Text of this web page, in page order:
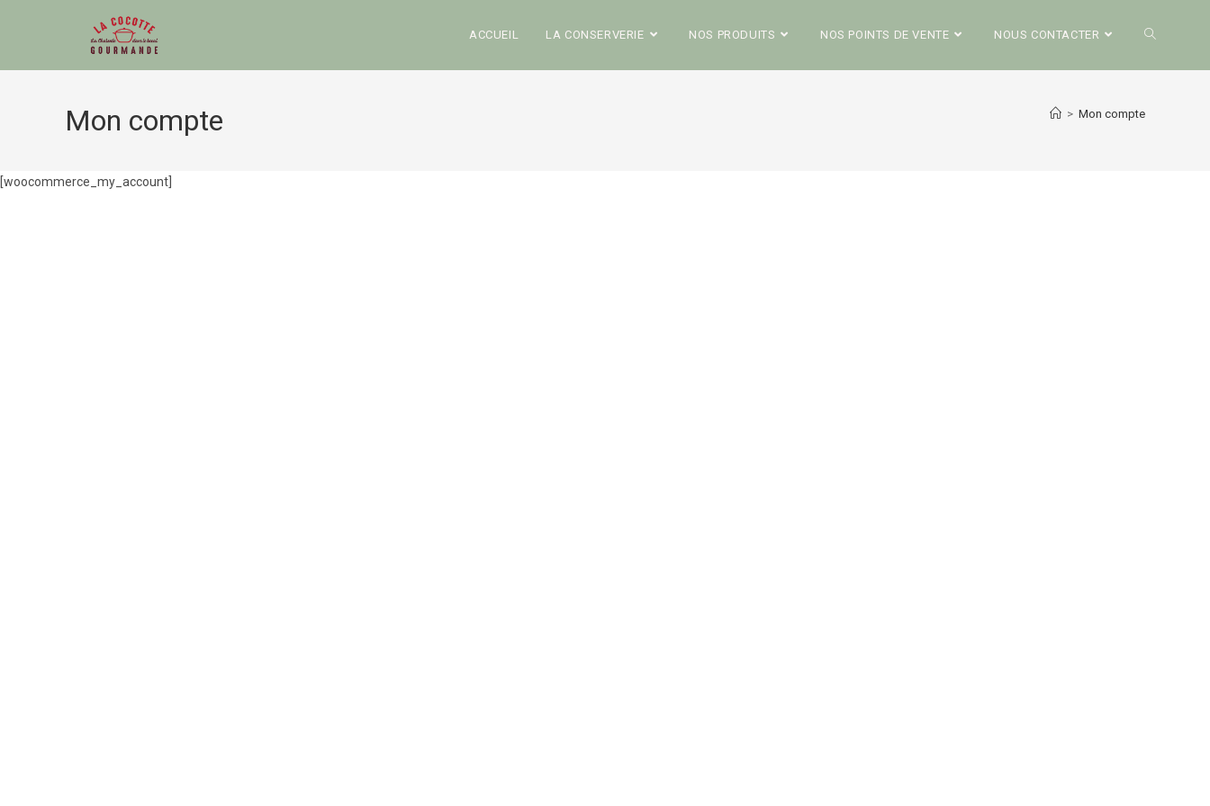
ACCUEIL LA CONSERVERIE NOS PRODUITS NOS POINTS DE VENTE NOUS CONTACTER
Mon compte > Mon compte
[woocommerce_my_account]